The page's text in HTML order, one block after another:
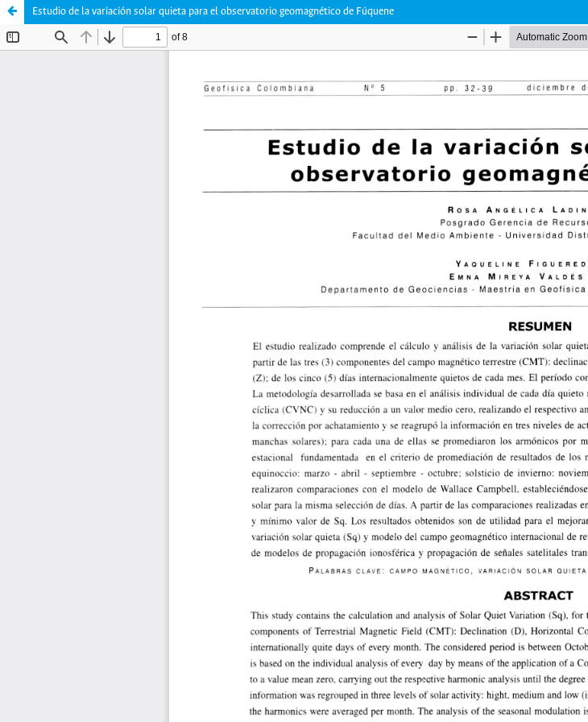
Estudio de la variación solar quieta para el observatorio geomagnético de Fúquene